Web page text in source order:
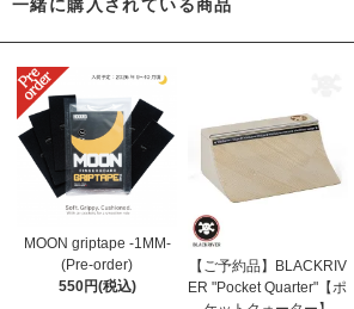
一緒に購入されている商品
MOON griptape -1MM-
(Pre-order)
550円(税込)
【ご予約品】BLACKRIV
ER "Pocket Quarter"【ポ